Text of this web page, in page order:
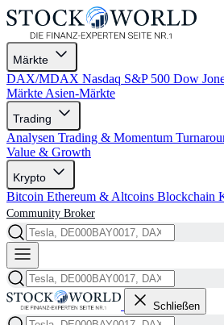
Märkte
DAX/MDAX Nasdaq S&P 500 Dow
Märkte Asien-Märkte
Trading
Analysen Trading & Momentum
Value & Growth
Krypto
Bitcoin Ethereum & Altcoins Blockchain
Community Broker
Schließen